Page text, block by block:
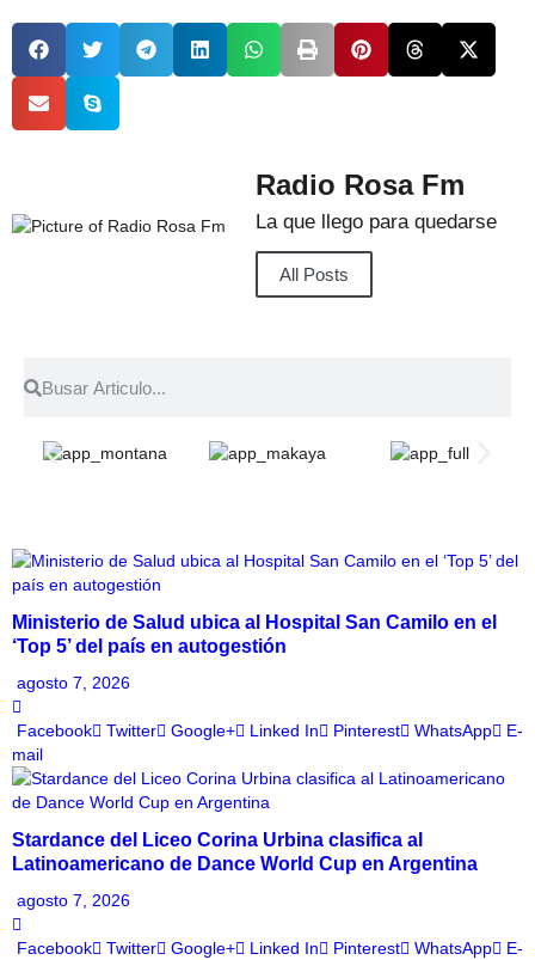
Radio Rosa Fm
La que llego para quedarse
All Posts
Ministerio de Salud ubica al Hospital San Camilo en el
‘Top 5’ del país en autogestión
agosto 7, 2026
Facebook Twitter Google+ Linked In Pinterest WhatsApp
E-
mail
Stardance del Liceo Corina Urbina clasifica al
Latinoamericano de Dance World Cup en Argentina
agosto 7, 2026
Facebook Twitter Google+ Linked In Pinterest WhatsApp
E-